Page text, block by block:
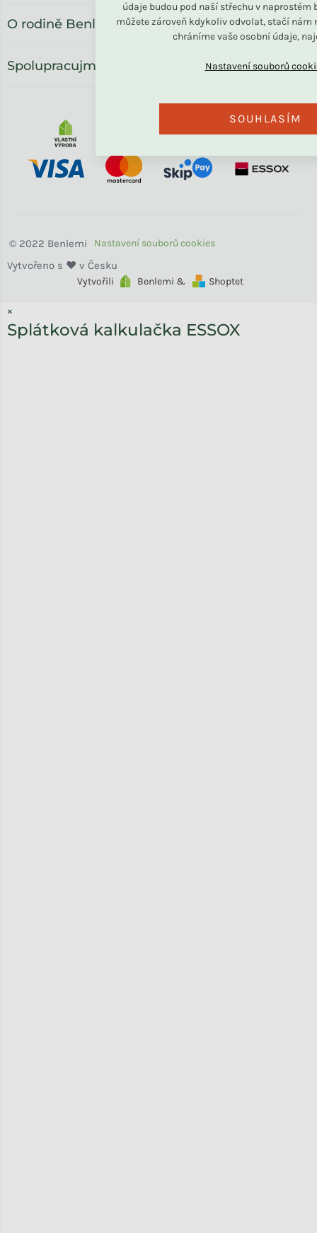
údaje budou pod naší střechu v naprostém
můžete zároveň kdykoliv odvolat, stačí nám
chráníme vaše osobní údaje,
SOUHLASÍM
O rodině Benlemi
Spolupracujme
Vytvořili Benlemi & Shoptet
Benlemi
×
Splátková kalkulačka ESSOX